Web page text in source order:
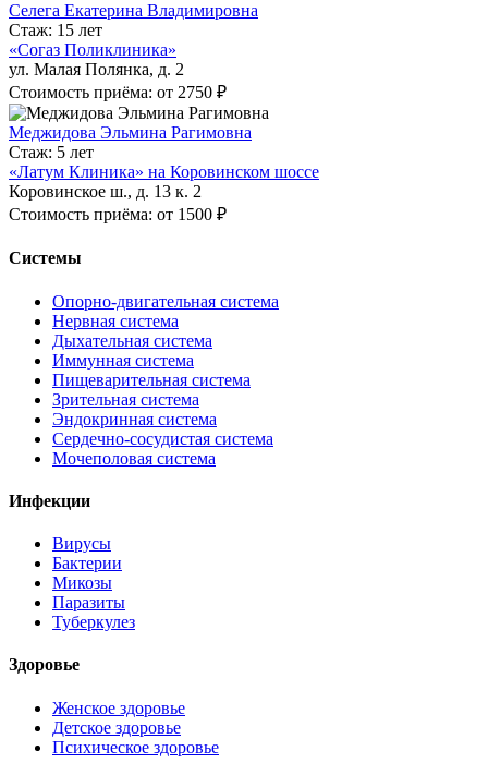
Селега Екатерина Владимировна
Стаж: 15 лет
«Согаз Поликлиника»
ул. Малая Полянка, д. 2
Стоимость приёма: от 2750 ₽
Меджидова Эльмина Рагимовна
Стаж: 5 лет
«Латум Клиника» на Коровинском шоссе
Коровинское ш., д. 13 к. 2
Стоимость приёма: от 1500 ₽
Системы
Опорно-двигательная система
Нервная система
Дыхательная система
Иммунная система
Пищеварительная система
Зрительная система
Эндокринная система
Сердечно-сосудистая система
Мочеполовая система
Инфекции
Вирусы
Бактерии
Микозы
Паразиты
Туберкулез
Здоровье
Женское здоровье
Детское здоровье
Психическое здоровье